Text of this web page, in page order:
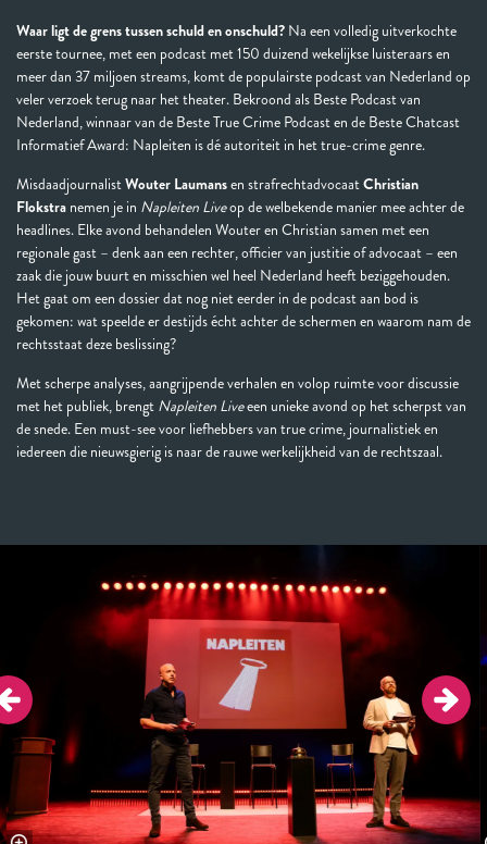
Waar ligt de grens tussen schuld en onschuld? Na een volledig uitverkochte
eerste tournee, met een podcast met 150 duizend wekelijkse luisteraars en
meer dan 37 miljoen streams, komt de populairste podcast van Nederland op
veler verzoek terug naar het theater. Bekroond als Beste Podcast van
Nederland, winnaar van de Beste True Crime Podcast en de Beste Chatcast
Informatief Award: Napleiten is dé autoriteit in het true-crime genre.
MisdaadjournalistWouter Laumansen strafrechtadvocaatChristian
Flokstra nemen je in Napleiten Liveop de welbekende manier mee achter de
headlines. Elke avond behandelen Wouter en Christian samen met een
regionale gast – denk aan een rechter, officier van justitie of advocaat – een
zaak die jouw buurt en misschien wel heel Nederland heeft beziggehouden.
Het gaat om een dossier dat nog niet eerder in de podcast aan bod is
gekomen: wat speelde er destijds écht achter de schermen en waarom nam de
rechtsstaat deze beslissing?
Met scherpe analyses, aangrijpende verhalen en volop ruimte voor discussie
met het publiek, brengt Napleiten Liveeen unieke avond op het scherpst van
de snede. Een must-see voor liefhebbers van true crime, journalistiek en
iedereen die nieuwsgierig is naar de rauwe werkelijkheid van de rechtszaal.